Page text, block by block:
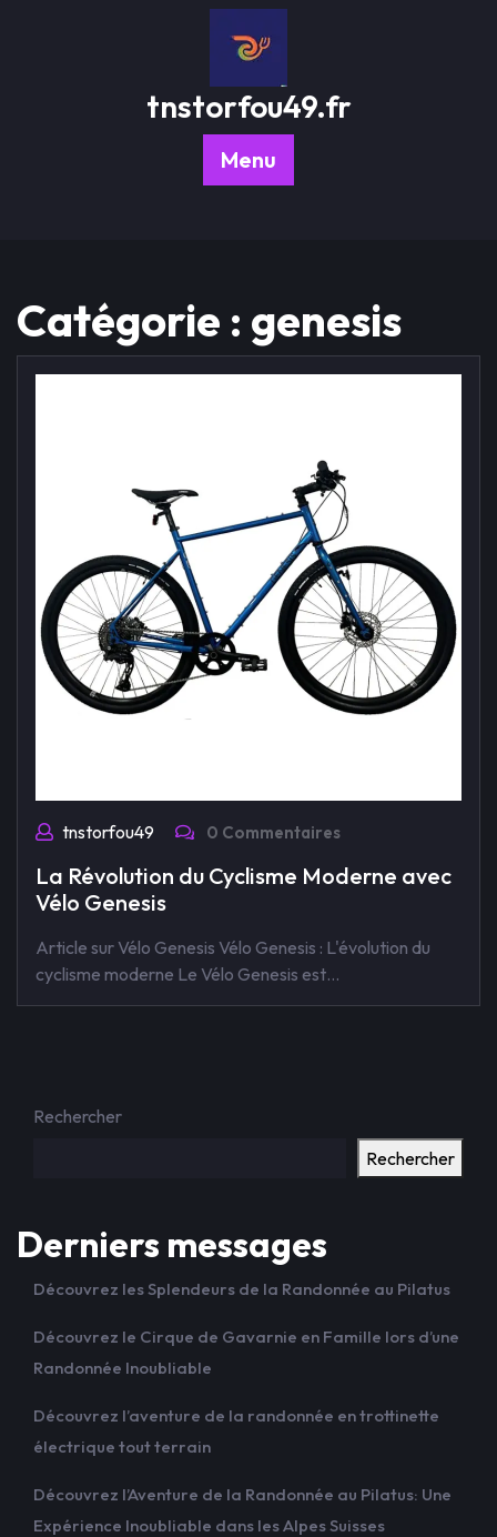
tnstorfou49.fr
Menu
Catégorie : genesis
tnstorfou49 0 Commentaires
La Révolution du Cyclisme Moderne avec
Vélo Genesis
Article sur Vélo Genesis Vélo Genesis : L'évolution du
cyclisme moderne Le Vélo Genesis est…
Rechercher
Rechercher
Derniers messages
Découvrez les Splendeurs de la Randonnée au Pilatus
Découvrez le Cirque de Gavarnie en Famille lors d’une
Randonnée Inoubliable
Découvrez l’aventure de la randonnée en trottinette
électrique tout terrain
Découvrez l’Aventure de la Randonnée au Pilatus: Une
Expérience Inoubliable dans les Alpes Suisses